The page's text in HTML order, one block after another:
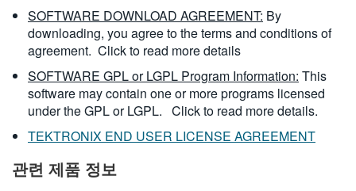
SOFTWARE DOWNLOAD AGREEMENT: By
downloading, you agree to the terms and conditions of
agreement. Click to read more details
SOFTWARE GPL or LGPL Program Information: This
software may contain one or more programs licensed
under the GPL or LGPL. Click to read more details.
TEKTRONIX END USER LICENSE AGREEMENT
관련 제품 정보